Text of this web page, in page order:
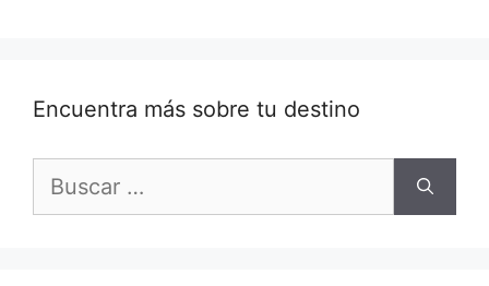
Encuentra más sobre tu destino